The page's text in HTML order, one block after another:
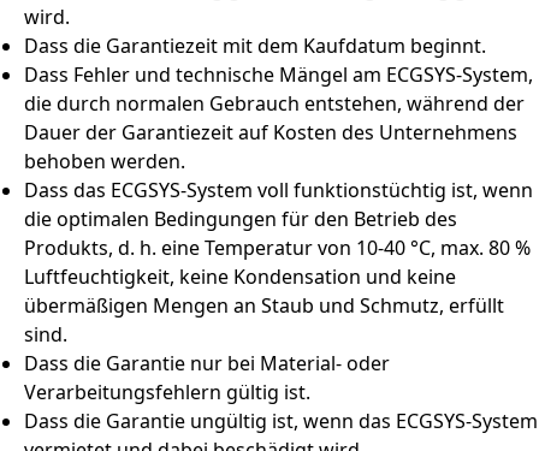
wird.
Dass die Garantiezeit mit dem Kaufdatum beginnt.
Dass Fehler und technische Mängel am ECGSYS-System,
die durch normalen Gebrauch entstehen, während der
Dauer der Garantiezeit auf Kosten des Unternehmens
behoben werden.
Dass das ECGSYS-System voll funktionstüchtig ist, wenn
die optimalen Bedingungen für den Betrieb des
Produkts, d. h. eine Temperatur von 10-40 °C, max. 80 %
Luftfeuchtigkeit, keine Kondensation und keine
übermäßigen Mengen an Staub und Schmutz, erfüllt
sind.
Dass die Garantie nur bei Material- oder
Verarbeitungsfehlern gültig ist.
Dass die Garantie ungültig ist, wenn das ECGSYS-System